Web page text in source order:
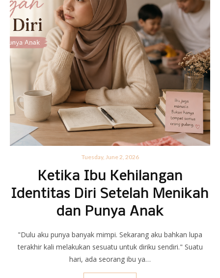
Tuesday, June 2, 2026
Ketika Ibu Kehilangan
Identitas Diri Setelah Menikah
dan Punya Anak
"Dulu aku punya banyak mimpi. Sekarang aku bahkan lupa
terakhir kali melakukan sesuatu untuk diriku sendiri." Suatu
hari, ada seorang ibu ya…